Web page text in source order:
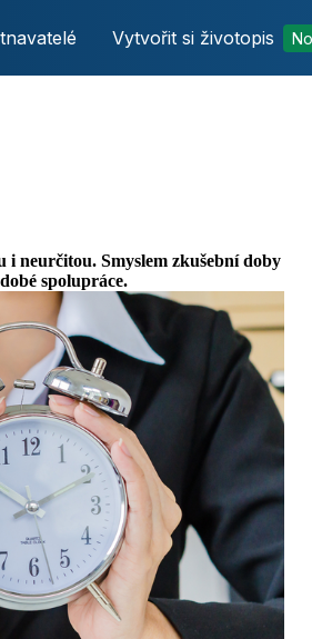
Vytvořit si životopis
neurčitou. Smyslem zkušební doby
spolupráce.